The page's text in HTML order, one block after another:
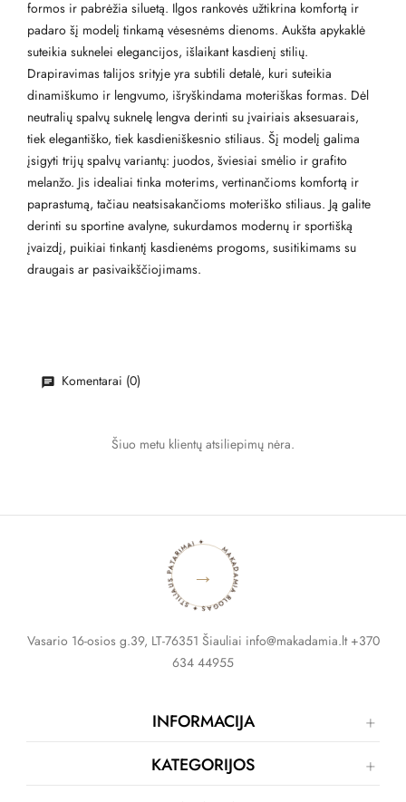
formos ir pabrėžia siluetą. Ilgos rankovės užtikrina komfortą ir
padaro šį modelį tinkamą vėsesnėms dienoms. Aukšta apykaklė
suteikia suknelei elegancijos, išlaikant kasdienį stilių.
Drapiravimas talijos srityje yra subtili detalė, kuri suteikia
dinamiškumo ir lengvumo, išryškindama moteriškas formas. Dėl
neutralių spalvų suknelę lengva derinti su įvairiais aksesuarais,
tiek elegantiško, tiek kasdieniškesnio stiliaus. Šį modelį galima
įsigyti trijų spalvų variantų: juodos, šviesiai smėlio ir grafito
melanžo. Jis idealiai tinka moterims, vertinančioms komfortą ir
paprastumą, tačiau neatsisakančioms moteriško stiliaus. Ją galite
derinti su sportine avalyne, sukurdamos modernų ir sportišką
įvaizdį, puikiai tinkantį kasdienėms progoms, susitikimams su
draugais ar pasivaikščiojimams.
Komentarai (0)
Šiuo metu klientų atsiliepimų nėra.
MAKADAMIA BLOGAS ✦ STILIAUS PATARIMAI ✦
→
Vasario 16-osios g.39, LT-76351 Šiauliai info@makadamia.lt +370
634 44955
INFORMACIJA
KATEGORIJOS